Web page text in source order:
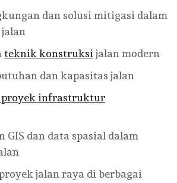
dan solusi mitigasi dalam
teknik konstruksi jalan modern
dan kapasitas jalan
proyek infrastruktur
GIS dan data spasial dalam
jalan raya di berbagai